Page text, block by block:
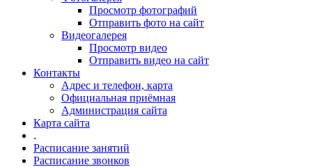
Просмотр фотографий
Отправить фото на сайт
Видеогалерея
Просмотр видео
Отправить видео на сайт
Контакты
Адрес и телефон, карта
Официальная приёмная
Администрация сайта
Карта сайта
.
Расписание занятий
Расписание звонков